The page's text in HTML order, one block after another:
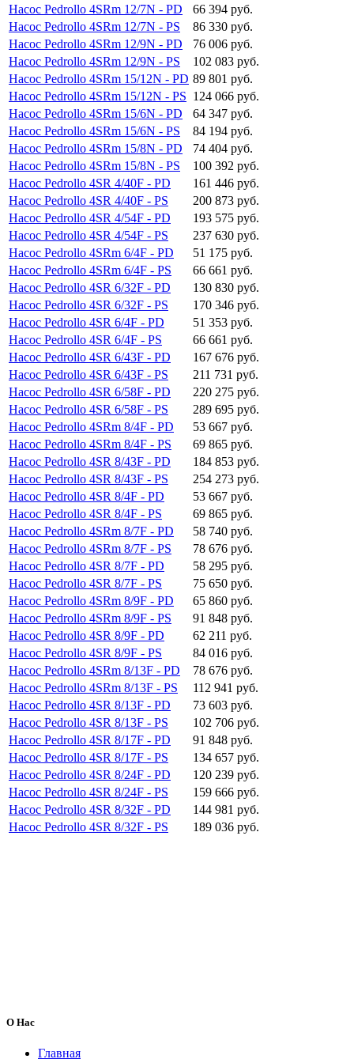
Насос Pedrollo 4SRm 12/7N - PD
66 394 руб.
Насос Pedrollo 4SRm 12/7N - PS
86 330 руб.
Насос Pedrollo 4SRm 12/9N - PD
76 006 руб.
Насос Pedrollo 4SRm 12/9N - PS
102 083 руб.
Насос Pedrollo 4SRm 15/12N - PD 89 801 руб.
Насос Pedrollo 4SRm 15/12N - PS 124 066 руб.
Насос Pedrollo 4SRm 15/6N - PD
64 347 руб.
Насос Pedrollo 4SRm 15/6N - PS
84 194 руб.
Насос Pedrollo 4SRm 15/8N - PD
74 404 руб.
Насос Pedrollo 4SRm 15/8N - PS
100 392 руб.
Насос Pedrollo 4SR 4/40F - PD
161 446 руб.
Насос Pedrollo 4SR 4/40F - PS
200 873 руб.
Насос Pedrollo 4SR 4/54F - PD
193 575 руб.
Насос Pedrollo 4SR 4/54F - PS
237 630 руб.
Насос Pedrollo 4SRm 6/4F - PD
51 175 руб.
Насос Pedrollo 4SRm 6/4F - PS
66 661 руб.
Насос Pedrollo 4SR 6/32F - PD
130 830 руб.
Насос Pedrollo 4SR 6/32F - PS
170 346 руб.
Насос Pedrollo 4SR 6/4F - PD
51 353 руб.
Насос Pedrollo 4SR 6/4F - PS
66 661 руб.
Насос Pedrollo 4SR 6/43F - PD
167 676 руб.
Насос Pedrollo 4SR 6/43F - PS
211 731 руб.
Насос Pedrollo 4SR 6/58F - PD
220 275 руб.
Насос Pedrollo 4SR 6/58F - PS
289 695 руб.
Насос Pedrollo 4SRm 8/4F - PD
53 667 руб.
Насос Pedrollo 4SRm 8/4F - PS
69 865 руб.
Насос Pedrollo 4SR 8/43F - PD
184 853 руб.
Насос Pedrollo 4SR 8/43F - PS
254 273 руб.
Насос Pedrollo 4SR 8/4F - PD
53 667 руб.
Насос Pedrollo 4SR 8/4F - PS
69 865 руб.
Насос Pedrollo 4SRm 8/7F - PD
58 740 руб.
Насос Pedrollo 4SRm 8/7F - PS
78 676 руб.
Насос Pedrollo 4SR 8/7F - PD
58 295 руб.
Насос Pedrollo 4SR 8/7F - PS
75 650 руб.
Насос Pedrollo 4SRm 8/9F - PD
65 860 руб.
Насос Pedrollo 4SRm 8/9F - PS
91 848 руб.
Насос Pedrollo 4SR 8/9F - PD
62 211 руб.
Насос Pedrollo 4SR 8/9F - PS
84 016 руб.
Насос Pedrollo 4SRm 8/13F - PD
78 676 руб.
Насос Pedrollo 4SRm 8/13F - PS
112 941 руб.
Насос Pedrollo 4SR 8/13F - PD
73 603 руб.
Насос Pedrollo 4SR 8/13F - PS
102 706 руб.
Насос Pedrollo 4SR 8/17F - PD
91 848 руб.
Насос Pedrollo 4SR 8/17F - PS
134 657 руб.
Насос Pedrollo 4SR 8/24F - PD
120 239 руб.
Насос Pedrollo 4SR 8/24F - PS
159 666 руб.
Насос Pedrollo 4SR 8/32F - PD
144 981 руб.
Насос Pedrollo 4SR 8/32F - PS
189 036 руб.
О Нас
Главная